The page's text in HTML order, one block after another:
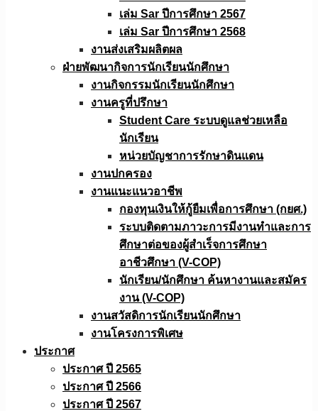
เล่ม Sar ปีการศึกษา 2567
เล่ม Sar ปีการศึกษา 2568
งานส่งเสริมผลิตผล
ฝ่ายพัฒนากิจการนักเรียนนักศึกษา
งานกิจกรรมนักเรียนนักศึกษา
งานครูที่ปรึกษา
Student Care ระบบดูแลช่วยเหลือ
นักเรียน
หน่วยบัญชาการรักษาดินแดน
งานปกครอง
งานแนะแนวอาชีพ
กองทุนเงินให้กู้ยืมเพื่อการศึกษา (กยศ.)
ระบบติดตามภาวะการมีงานทำและการ
ศึกษาต่อของผู้สำเร็จการศึกษา
อาชีวศึกษา (V-COP)
นักเรียน/นักศึกษา ค้นหางานและสมัคร
งาน (V-COP)
งานสวัสดิการนักเรียนนักศึกษา
งานโครงการพิเศษ
ประกาศ
ประกาศ ปี 2565
ประกาศ ปี 2566
ประกาศ ปี 2567